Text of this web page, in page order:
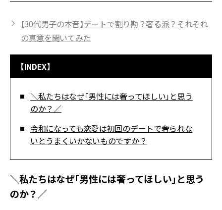
【30代男子の本音】デートで割り勘？奢る派？それぞれ
の真意を聞いてみた
【INDEX】
＼私たちはなぜ「男性には奢ってほしい」と思う
のか？／
令和になっても恋愛は初回のデートで奢られな
いとうまくいかないものですか？
＼私たちはなぜ「男性には奢ってほしい」と思う
のか？／